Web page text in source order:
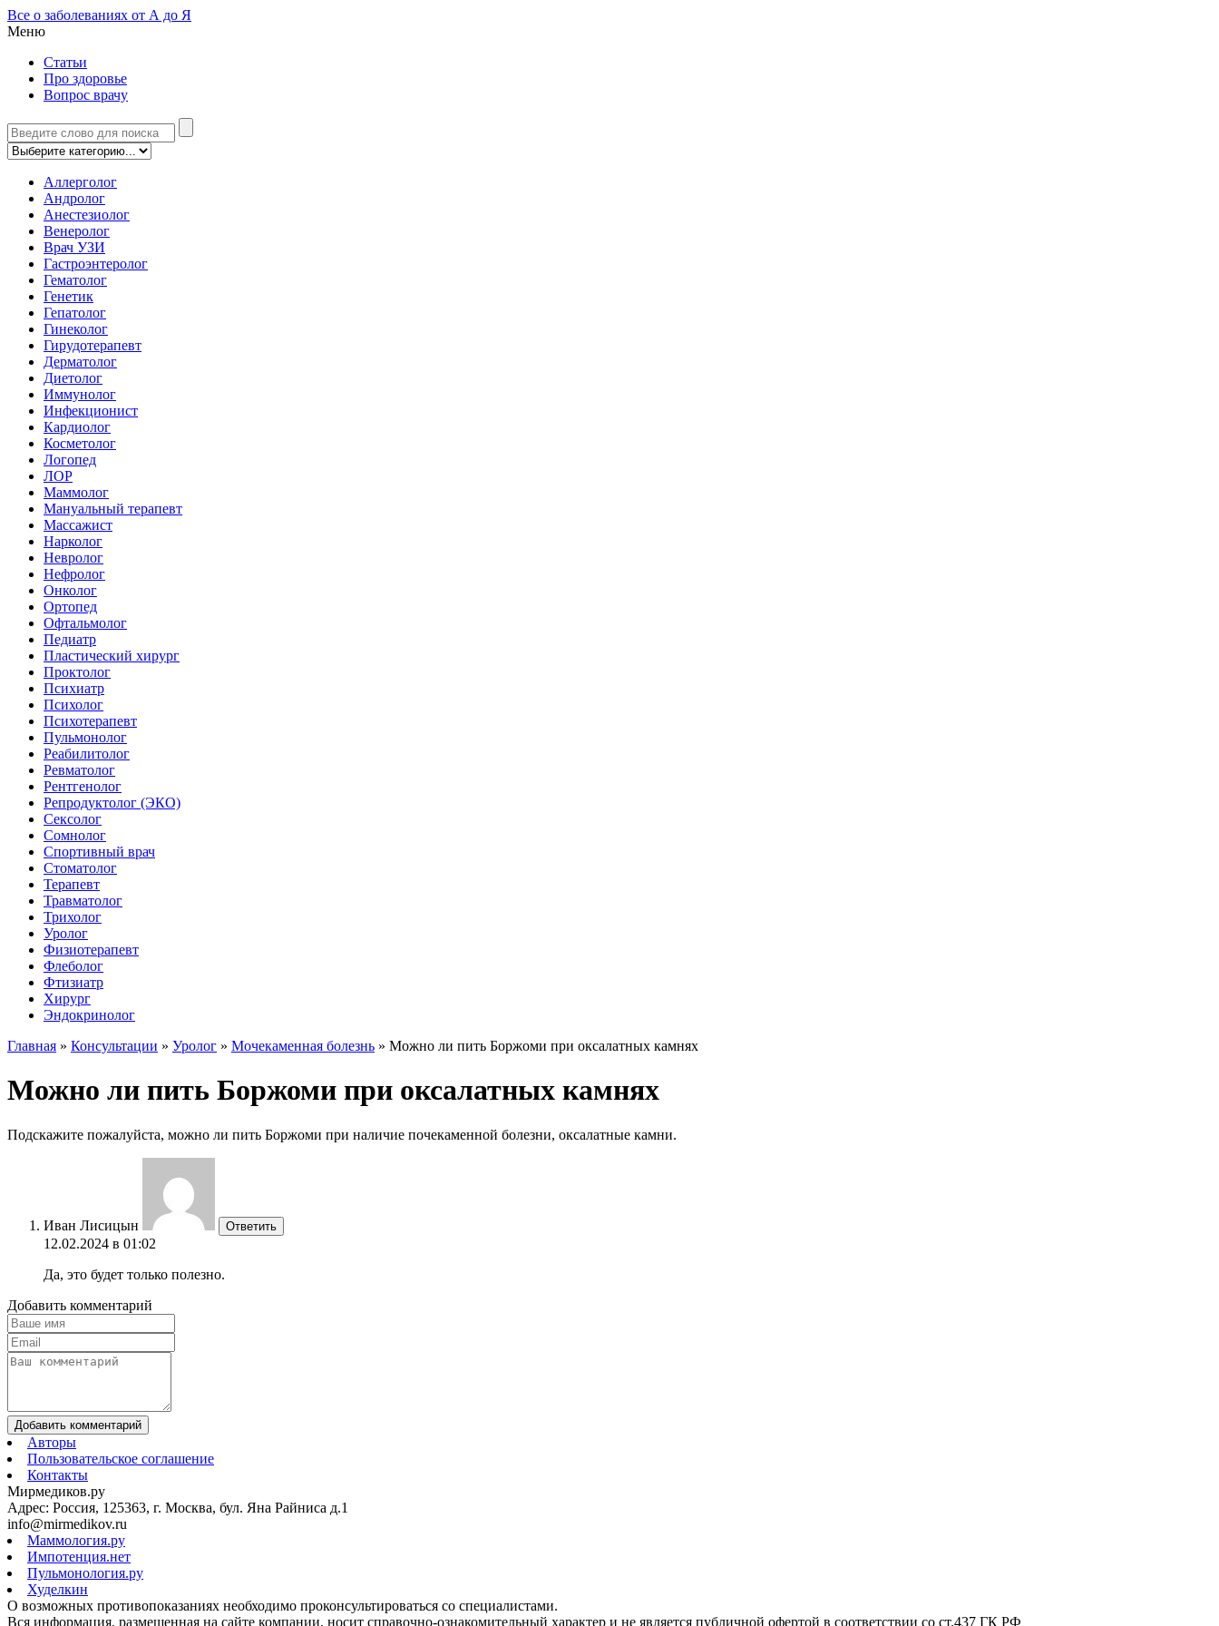
Все о заболеваниях от А до Я
Меню
Статьи
Про здоровье
Вопрос врачу
Аллерголог
Андролог
Анестезиолог
Венеролог
Врач УЗИ
Гастроэнтеролог
Гематолог
Генетик
Гепатолог
Гинеколог
Гирудотерапевт
Дерматолог
Диетолог
Иммунолог
Инфекционист
Кардиолог
Косметолог
Логопед
ЛОР
Маммолог
Мануальный терапевт
Массажист
Нарколог
Невролог
Нефролог
Онколог
Ортопед
Офтальмолог
Педиатр
Пластический хирург
Проктолог
Психиатр
Психолог
Психотерапевт
Пульмонолог
Реабилитолог
Ревматолог
Рентгенолог
Репродуктолог (ЭКО)
Сексолог
Сомнолог
Спортивный врач
Стоматолог
Терапевт
Травматолог
Трихолог
Уролог
Физиотерапевт
Флеболог
Фтизиатр
Хирург
Эндокринолог
Главная » Консультации » Уролог » Мочекаменная болезнь » Можно ли пить Боржоми при оксалатных камнях
Можно ли пить Боржоми при оксалатных камнях
Подскажите пожалуйста, можно ли пить Боржоми при наличие почекаменной болезни, оксалатные камни.
Иван Лисицын Ответить
12.02.2024 в 01:02
Да, это будет только полезно.
Добавить комментарий
Добавить комментарий
Авторы
Пользовательское соглашение
Контакты
Мирмедиков.ру
Адрес: Россия, 125363, г. Москва, бул. Яна Райниса д.1
info@mirmedikov.ru
Маммология.ру
Импотенция.нет
Пульмонология.ру
Худелкин
О возможных противопоказаниях необходимо проконсультироваться со специалистами.
Вся информация, размещенная на сайте компании, носит справочно-ознакомительный характер и не является публичной офертой в соответствии со ст.437 ГК РФ